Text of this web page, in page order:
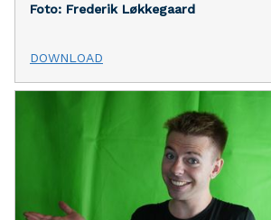
Foto: Frederik Løkkegaard
DOWNLOAD